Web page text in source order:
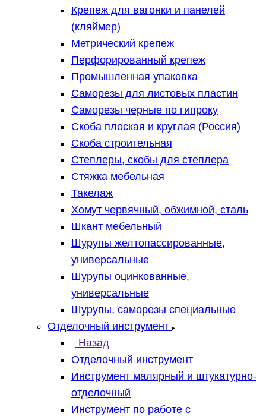
Крепеж для вагонки и панелей
(кляймер)
Метрический крепеж
Перфорированный крепеж
Промышленная упаковка
Саморезы для листовых пластин
Саморезы черные по гипроку
Скоба плоская и круглая (Россия)
Скоба строительная
Степлеры, скобы для степлера
Стяжка мебельная
Такелаж
Хомут червячный, обжимной, сталь
Шкант мебельный
Шурупы желтопассированные,
универсальные
Шурупы оцинкованные,
универсальные
Шурупы, саморезы специальные
Отделочный инструмент
Назад
Отделочный инструмент
Инструмент малярный и штукатурно-
отделочный
Инструмент по работе с